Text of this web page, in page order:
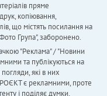
пряме
копіювання,
що містять посилання на
Група", заборонено.
"Реклама" / "Новини
та публікуються на
які в них
є рекламними, проте
і поділяє думки,